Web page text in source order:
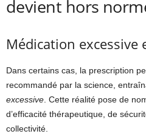
devient hors
Médication excessive
Dans certains cas, la prescription
recommandé par la science,
excessive . Cette réalité pose de
d’efficacité thérapeutique, de
collectivité.